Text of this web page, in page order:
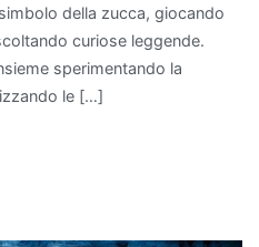
della zucca, giocando
curiose leggende.
sperimentando la
le […]